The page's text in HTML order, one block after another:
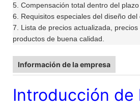
5. Compensación total dentro del
6. Requisitos especiales del diseño del
7. Lista de precios actualizada,
productos de buena calidad.
Información de la empresa
Introducción de